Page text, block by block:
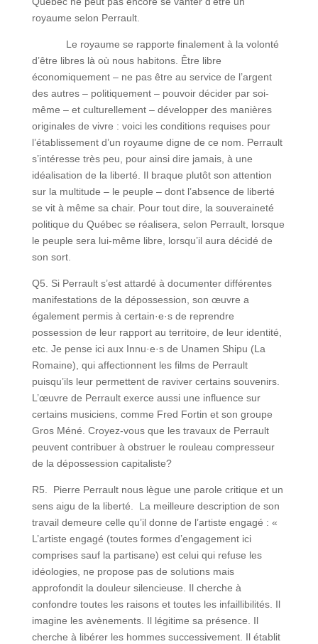
royaume selon Perrault.
Le royaume se rapporte finalement à la volonté
d’être libres là où nous habitons. Être libre
économiquement ‒ ne pas être au service de l’argent
des autres ‒ politiquement ‒ pouvoir décider par soi-
même ‒ et culturellement ‒ développer des manières
originales de vivre : voici les conditions requises pour
l’établissement d’un royaume digne de ce nom. Perrault
s’intéresse très peu, pour ainsi dire jamais, à une
idéalisation de la liberté. Il braque plutôt son attention
sur la multitude ‒ le peuple ‒ dont l’absence de liberté
se vit à même sa chair. Pour tout dire, la souveraineté
politique du Québec se réalisera, selon Perrault, lorsque
le peuple sera lui-même libre, lorsqu’il aura décidé de
son sort.
Q5. Si Perrault s’est attardé à documenter différentes
manifestations de la dépossession, son œuvre a
également permis à certain·e·s de reprendre
possession de leur rapport au territoire, de leur identité,
etc. Je pense ici aux Innu·e·s de Unamen Shipu (La
Romaine), qui affectionnent les films de Perrault
puisqu’ils leur permettent de raviver certains souvenirs.
L’œuvre de Perrault exerce aussi une influence sur
certains musiciens, comme Fred Fortin et son groupe
Gros Méné. Croyez-vous que les travaux de Perrault
peuvent contribuer à obstruer le rouleau compresseur
de la dépossession capitaliste?
R5. Pierre Perrault nous lègue une parole critique et un
sens aigu de la liberté. La meilleure description de son
travail demeure celle qu’il donne de l’artiste engagé : «
L’artiste engagé (toutes formes d’engagement ici
comprises sauf la partisane) est celui qui refuse les
idéologies, ne propose pas de solutions mais
approfondit la douleur silencieuse. Il cherche à
confondre toutes les raisons et toutes les infaillibilités. Il
imagine les avènements. Il légitime sa présence. Il
cherche à libérer les hommes successivement. Il établit